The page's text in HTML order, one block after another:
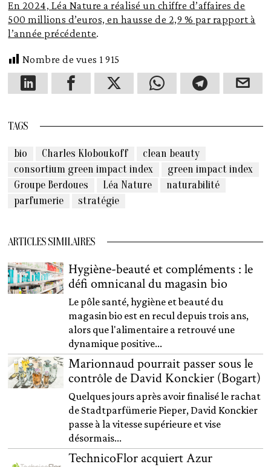
En 2024, Léa Nature a réalisé un chiffre d’affaires de
500 millions d’euros, en hausse de 2,9 % par rapport à
l’année précédente.
Nombre de vues 1 915
TAGS
bio Charles Kloboukoff
clean beauty
consortium green impact index
green impact index
Groupe Berdoues
Léa Nature
naturabilité
parfumerie
stratégie
ARTICLES SIMILAIRES
Hygiène-beauté et compléments : le
défi omnicanal du magasin bio
Le pôle santé, hygiène et beauté du
magasin bio est en recul depuis trois ans,
alors que l'alimentaire a retrouvé une
dynamique positive...
Marionnaud pourrait passer sous le
contrôle de David Konckier (Bogart)
Quelques jours après avoir finalisé le rachat
de Stadtparfümerie Pieper, David Konckier
passe à la vitesse supérieure et vise
désormais...
TechnicoFlor acquiert Azur